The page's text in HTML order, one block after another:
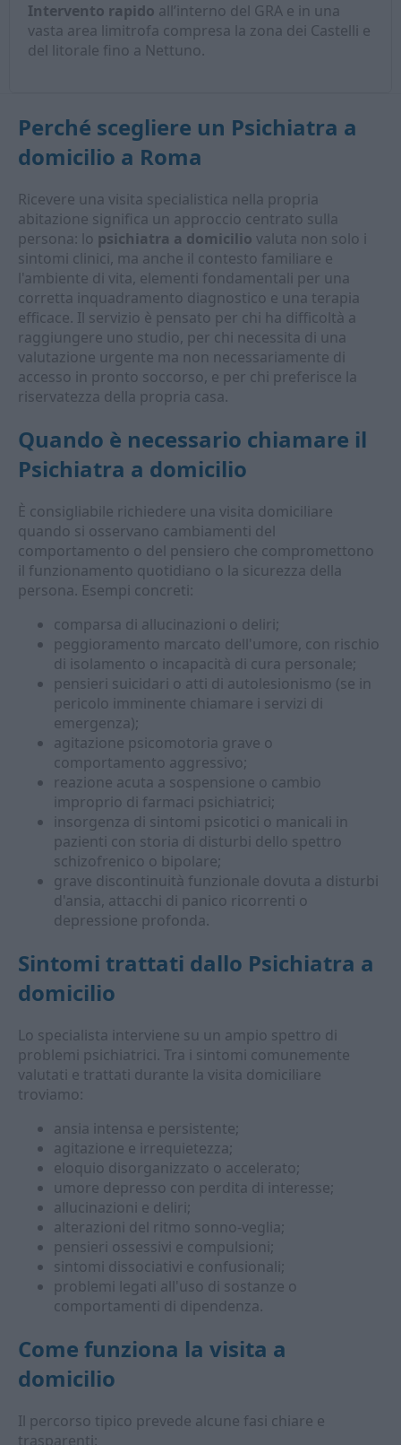
Intervento rapido all’interno del GRA e in una
vasta area limitrofa compresa la zona dei Castelli e
del litorale fino a Nettuno.
Perché scegliere un Psichiatra a
domicilio a Roma
Ricevere una visita specialistica nella propria
abitazione significa un approccio centrato sulla
persona: lo psichiatra a domicilio valuta non solo i
sintomi clinici, ma anche il contesto familiare e
l'ambiente di vita, elementi fondamentali per una
corretta inquadramento diagnostico e una terapia
efficace. Il servizio è pensato per chi ha difficoltà a
raggiungere uno studio, per chi necessita di una
valutazione urgente ma non necessariamente di
accesso in pronto soccorso, e per chi preferisce la
riservatezza della propria casa.
Quando è necessario chiamare il
Psichiatra a domicilio
È consigliabile richiedere una visita domiciliare
quando si osservano cambiamenti del
comportamento o del pensiero che compromettono
il funzionamento quotidiano o la sicurezza della
persona. Esempi concreti:
comparsa di allucinazioni o deliri;
peggioramento marcato dell'umore, con rischio
di isolamento o incapacità di cura personale;
pensieri suicidari o atti di autolesionismo (se in
pericolo imminente chiamare i servizi di
emergenza);
agitazione psicomotoria grave o
comportamento aggressivo;
reazione acuta a sospensione o cambio
improprio di farmaci psichiatrici;
insorgenza di sintomi psicotici o manicali in
pazienti con storia di disturbi dello spettro
schizofrenico o bipolare;
grave discontinuità funzionale dovuta a disturbi
d'ansia, attacchi di panico ricorrenti o
depressione profonda.
Sintomi trattati dallo Psichiatra a
domicilio
Lo specialista interviene su un ampio spettro di
problemi psichiatrici. Tra i sintomi comunemente
valutati e trattati durante la visita domiciliare
troviamo:
ansia intensa e persistente;
agitazione e irrequietezza;
eloquio disorganizzato o accelerato;
umore depresso con perdita di interesse;
allucinazioni e deliri;
alterazioni del ritmo sonno-veglia;
pensieri ossessivi e compulsioni;
sintomi dissociativi e confusionali;
problemi legati all'uso di sostanze o
comportamenti di dipendenza.
Come funziona la visita a
domicilio
Il percorso tipico prevede alcune fasi chiare e
trasparenti: